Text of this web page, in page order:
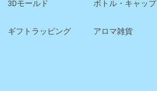
3Dモールド
ボトル・キャップ
ギフトラッピング アロマ雑貨